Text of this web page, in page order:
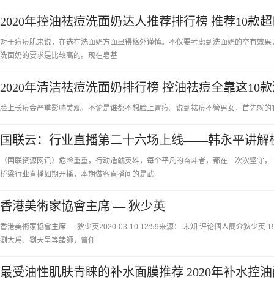
2020年控油祛痘洗面奶达人推荐排行榜 推荐10款
对于痘痘肌来说，在选在洗面奶方面显得格外谨慎。不仅要考虑到洗面奶的空有效
洗面奶的要求是比较高的。现在皂基
2020年清洁祛痘洗面奶排行榜 控油祛痘全靠这10
脸上长痘会严重影响美观，不论是谁都不想脸上冒痘。说到祛痘不管男女，首先就
国联云：行业直播第二十六场上线——韩永平讲解
（国联资源网讯）危险重重，行动造就英雄，每个平凡的奋斗者，都在一次次坚守
桥梁行业直播如期开播，本期做客直播间的是武
香港美術家協會主席 — 狄少英
香港美術家協會主席 — 狄少英2020-03-10 12:59来源： 未知 评论個人簡介狄少英
劉大爲、劉天呈等諸師，曾任
最受油性肌肤青睐的补水面膜推荐 2020年补水控